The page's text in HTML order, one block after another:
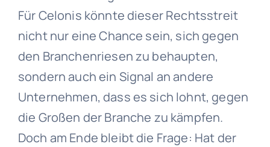
Für Celonis könnte dieser Rechtsstreit
nicht nur eine Chance sein, sich gegen
den Branchenriesen zu behaupten,
sondern auch ein Signal an andere
Unternehmen, dass es sich lohnt, gegen
die Großen der Branche zu kämpfen.
Doch am Ende bleibt die Frage: Hat der